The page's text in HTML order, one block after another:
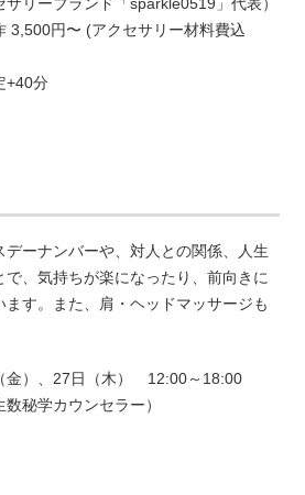
リーブランド「sparkle0519」代表）
3,500円〜 (アクセサリー材料費込
+40分
デーナンバーや、対人との関係、人生
、気持ちが楽になったり、前向きに
す。また、肩・ヘッドマッサージも
金）、27日（木） 12:00～18:00
秘学カウンセラー）